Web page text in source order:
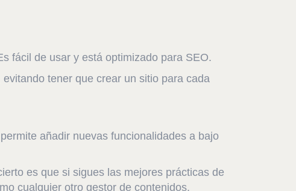
fácil de usar y está optimizado para SEO.
tener que crear un sitio para cada
añadir nuevas funcionalidades a bajo
es que si sigues las mejores prácticas de
cualquier otro gestor de contenidos.